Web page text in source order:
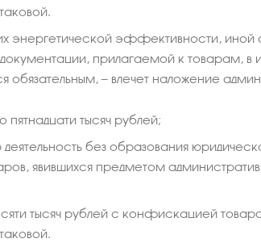
энергетической эффективности,
прилагаемой к товарам, в
обязательным, — влечет наложение
пятнадцати тысяч рублей;
без образования
явившихся предметом
тысяч рублей с конфискацией